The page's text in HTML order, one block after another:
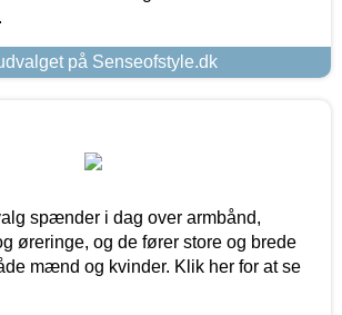
på Senseofstyle.dk
spænder i dag over armbånd,
øreringe, og de fører store og brede
mænd og kvinder. Klik her for at se